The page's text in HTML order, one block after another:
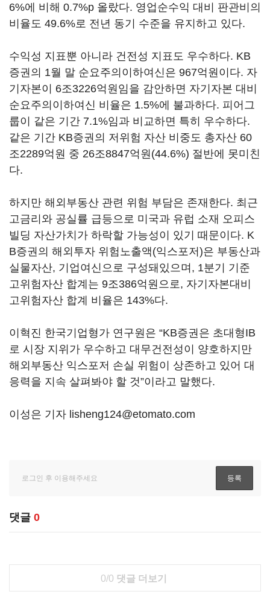
6%에 비해 0.7%p 올랐다. 영업순수익 대비 판관비의
비율도 49.6%로 전년 동기 수준을 유지하고 있다.
수익성 지표뿐 아니라 건전성 지표도 우수하다. KB
증권의 1월 말 순요주의이하여신은 967억원이다. 자
기자본이 6조3226억원임을 감안하면 자기자본 대비
순요주의이하여신 비율은 1.5%에 불과하다. 피어그
룹이 같은 기간 7.1%임과 비교하면 특히 우수하다.
같은 기간 KB증권의 저위험 자산 비중도 총자산 60
조2289억원 중 26조8847억원(44.6%) 절반에 못미친
다.
하지만 해외부동산 관련 위험 부담은 존재한다. 최근
고금리와 공실률 급등으로 미국과 유럽 소재 오피스
빌딩 자산가치가 하락할 가능성이 있기 때문이다. K
B증권의 해외투자 위험노출액(익스포저)은 부동산과
실물자산, 기업여신으로 구성돼있으며, 1분기 기준
고위험자산 합계는 9조386억원으로, 자기자본대비
고위험자산 합계 비율은 143%다.
이혁진 한국기업형가 연구원은 “KB증권은 초대형IB
로 시장 지위가 우수하고 대무건전성이 양호하지만
해외부동산 익스포저 손실 위험이 상존하고 있어 대
응력을 지속 살펴봐야 할 것”이라고 말했다.
이성은 기자 lisheng124@etomato.com
댓글 0
0/0 댓글 더보기